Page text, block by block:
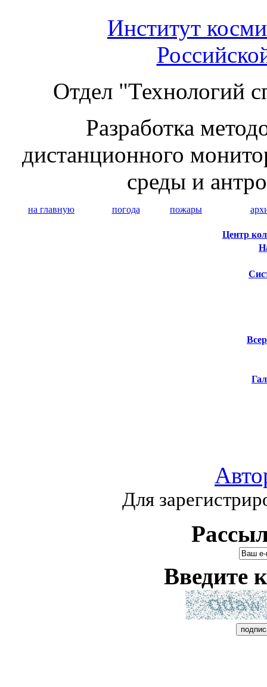
Институт
Отдел "Технологий
Разработка
дистанционного
среды и
на главную погода пожары
Центр
Для
Введите